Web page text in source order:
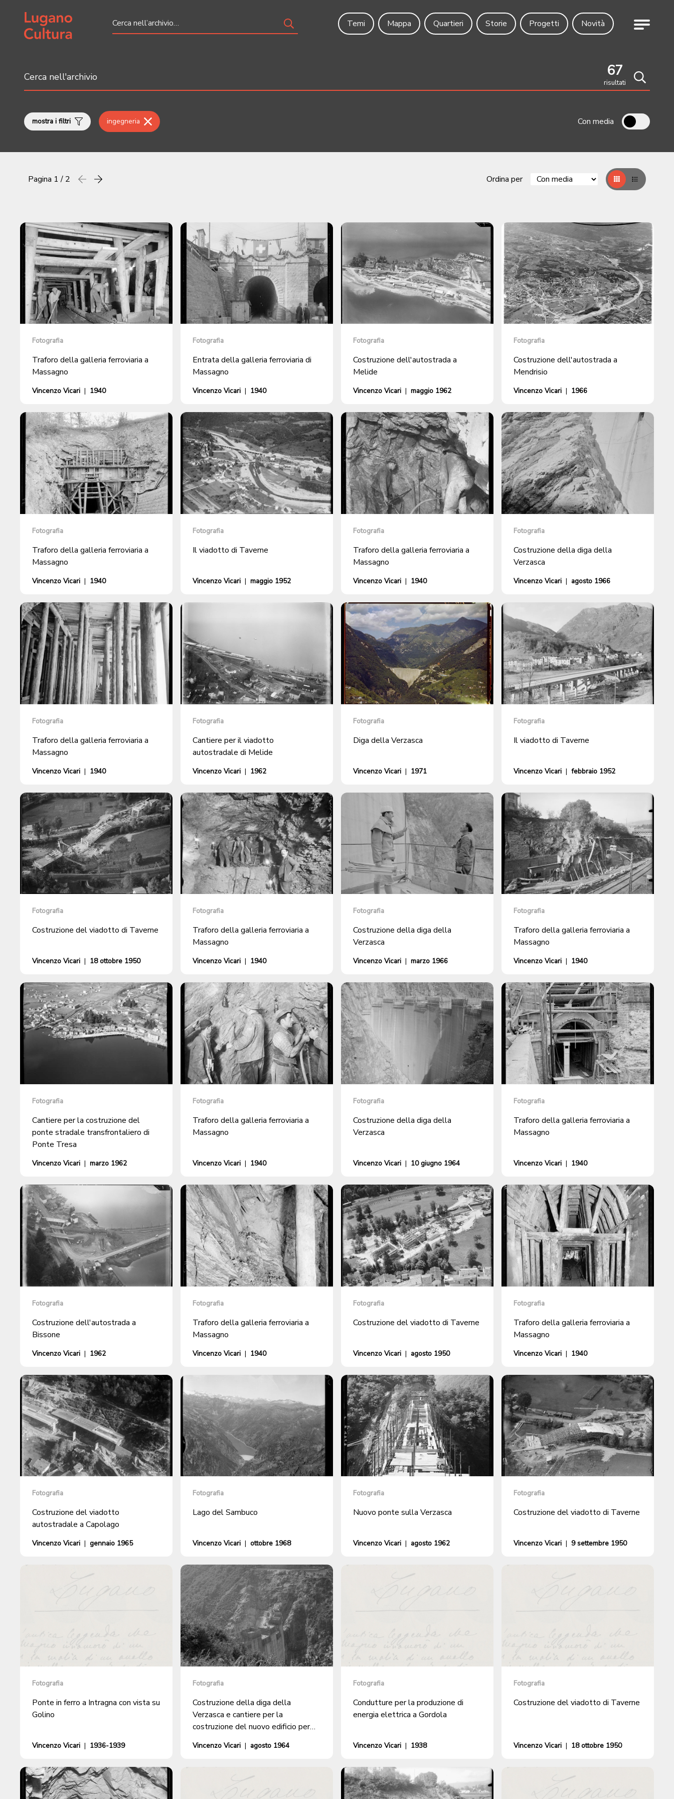
Home page
Temi
Mappa Quartieri Storie Progetti Novità Menu
67
risultati
Cerca
mostra i filtri ingegneria Con media
Pagina 1 / 2 Precedente
successiva Ordina per GrigliaTable
Fotografia
Traforo della galleria ferroviaria a
Massagno
Vincenzo Vicari | 1940
Fotografia
Entrata della galleria ferroviaria di
Massagno
Vincenzo Vicari | 1940
Fotografia
Costruzione dell'autostrada a
Melide
Vincenzo Vicari | maggio 1962
Fotografia
Costruzione dell'autostrada a
Mendrisio
Vincenzo Vicari | 1966
Fotografia
Traforo della galleria ferroviaria a
Massagno
Vincenzo Vicari | 1940
Fotografia
Il viadotto di Taverne
Vincenzo Vicari | maggio 1952
Fotografia
Traforo della galleria ferroviaria a
Massagno
Vincenzo Vicari | 1940
Fotografia
Costruzione della diga della
Verzasca
Vincenzo Vicari | agosto 1966
Fotografia
Traforo della galleria ferroviaria a
Massagno
Vincenzo Vicari | 1940
Fotografia
Cantiere per il viadotto
autostradale di Melide
Vincenzo Vicari | 1962
Fotografia
Diga della Verzasca
Vincenzo Vicari | 1971
Fotografia
Il viadotto di Taverne
Vincenzo Vicari | febbraio 1952
Fotografia
Costruzione del viadotto di Taverne
Vincenzo Vicari | 18 ottobre 1950
Fotografia
Traforo della galleria ferroviaria a
Massagno
Vincenzo Vicari | 1940
Fotografia
Costruzione della diga della
Verzasca
Vincenzo Vicari | marzo 1966
Fotografia
Traforo della galleria ferroviaria a
Massagno
Vincenzo Vicari | 1940
Fotografia
Cantiere per la costruzione del
ponte stradale transfrontaliero di
Ponte Tresa
Vincenzo Vicari | marzo 1962
Fotografia
Traforo della galleria ferroviaria a
Massagno
Vincenzo Vicari | 1940
Fotografia
Costruzione della diga della
Verzasca
Vincenzo Vicari | 10 giugno 1964
Fotografia
Traforo della galleria ferroviaria a
Massagno
Vincenzo Vicari | 1940
Fotografia
Costruzione dell'autostrada a
Bissone
Vincenzo Vicari | 1962
Fotografia
Traforo della galleria ferroviaria a
Massagno
Vincenzo Vicari | 1940
Fotografia
Costruzione del viadotto di Taverne
Vincenzo Vicari | agosto 1950
Fotografia
Traforo della galleria ferroviaria a
Massagno
Vincenzo Vicari | 1940
Fotografia
Costruzione del viadotto
autostradale a Capolago
Vincenzo Vicari | gennaio 1965
Fotografia
Lago del Sambuco
Vincenzo Vicari | ottobre 1968
Fotografia
Nuovo ponte sulla Verzasca
Vincenzo Vicari | agosto 1962
Fotografia
Costruzione del viadotto di Taverne
Vincenzo Vicari | 9 settembre 1950
Fotografia
Ponte in ferro a Intragna con vista su
Golino
Vincenzo Vicari | 1936-1939
Fotografia
Costruzione della diga della
Verzasca e cantiere per la
costruzione del nuovo edificio per
Vincenzo Vicari | agosto 1964
Fotografia
Condutture per la produzione di
energia elettrica a Gordola
Vincenzo Vicari | 1938
Fotografia
Costruzione del viadotto di Taverne
Vincenzo Vicari | 18 ottobre 1950